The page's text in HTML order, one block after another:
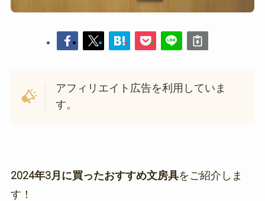
アフィリエイト広告を利用していま
す。
2024年3月に買ったおすすめ文房具をご紹介しま
す！